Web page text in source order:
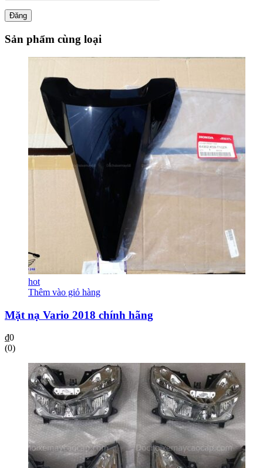
Sản phẩm cùng loại
hot
Thêm vào giỏ hàng
Mặt nạ Vario 2018 chính hãng
₫0
(0)